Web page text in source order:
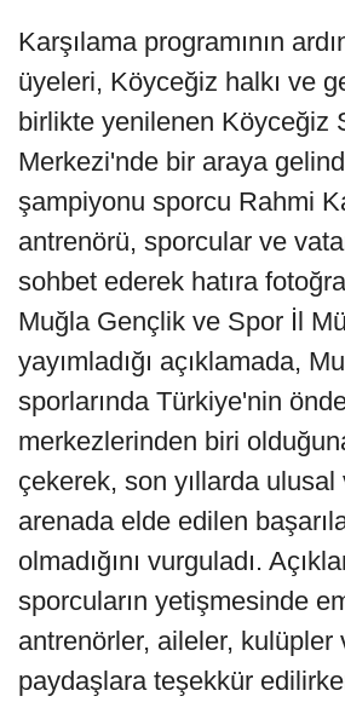
Karşılama programının
üyeleri, Köyceğiz halkı ve
birlikte yenilenen Köyceğiz
Merkezi'nde bir araya
şampiyonu sporcu Rahmi
antrenörü, sporcular ve
sohbet ederek hatıra
Muğla Gençlik ve Spor İl
yayımladığı açıklamada,
sporlarında Türkiye'nin
merkezlerinden biri
çekerek, son yıllarda ulusal
arenada elde edilen
olmadığını vurguladı.
sporcuların yetişmesinde
antrenörler, aileler, kulüpler
paydaşlara teşekkür